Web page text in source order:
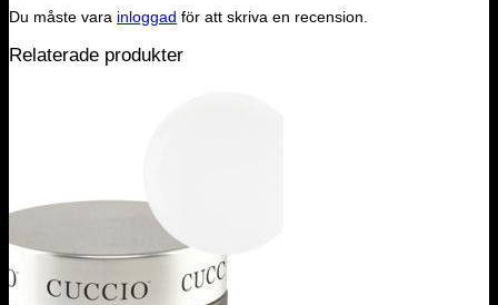
Du måste vara inloggad för att skriva en recension.
Relaterade produkter